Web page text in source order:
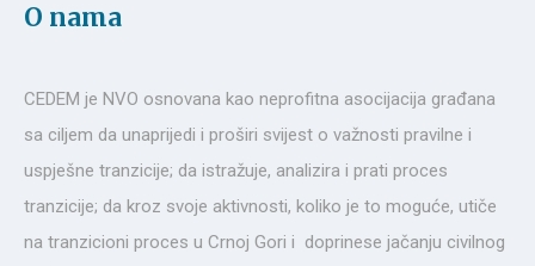
O nama
CEDEM je NVO osnovana kao neprofitna asocijacija građana
sa ciljem da unaprijedi i proširi svijest o važnosti pravilne i
uspješne tranzicije; da istražuje, analizira i prati proces
tranzicije; da kroz svoje aktivnosti, koliko je to moguće, utiče
na tranzicioni proces u Crnoj Gori i doprinese jačanju civilnog